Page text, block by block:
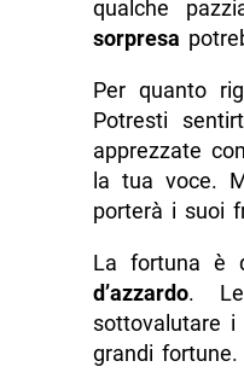
qualche
sorpresa
Per quanto
Potresti
apprezzate
la tua voce.
porterà i suoi
La fortuna è
d’azzardo. Le
sottovalutare
grandi fortune.